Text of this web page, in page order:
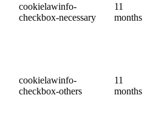
cookielawinfo-
checkbox-necessary
11
months
cookielawinfo-
checkbox-others
11
months